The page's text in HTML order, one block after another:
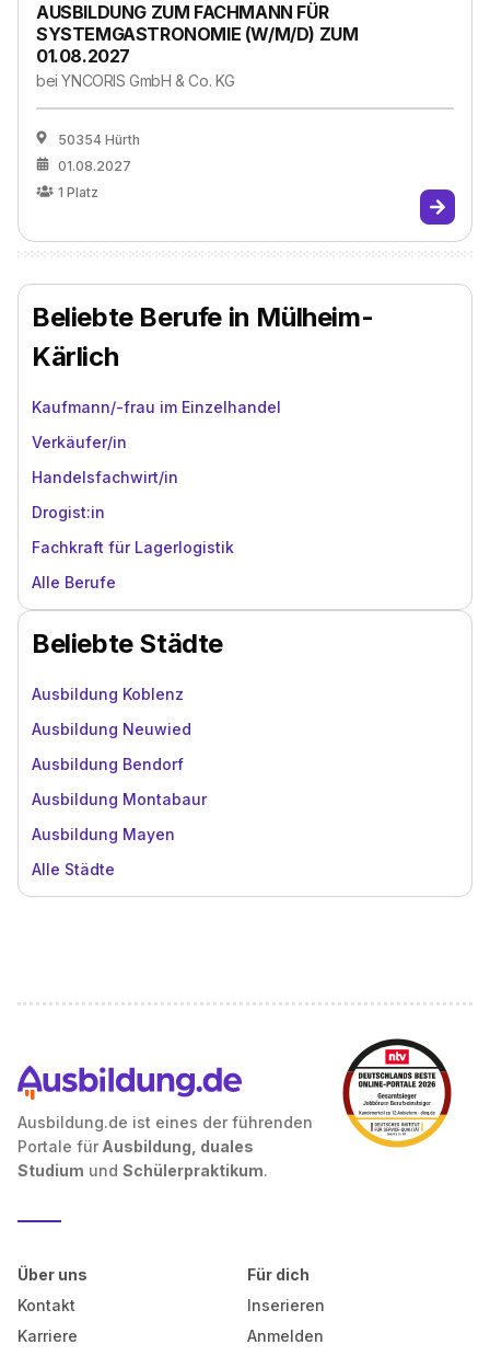
AUSBILDUNG ZUM FACHMANN FÜR
SYSTEMGASTRONOMIE (W/M/D) ZUM
01.08.2027
beiYNCORIS GmbH & Co. KG
50354 Hürth
01.08.2027
1 Platz
Beliebte Berufe in Mülheim-
Kärlich
Kaufmann/-frau im Einzelhandel
Verkäufer/in
Handelsfachwirt/in
Drogist:in
Fachkraft für Lagerlogistik
Alle Berufe
Beliebte Städte
Ausbildung Koblenz
Ausbildung Neuwied
Ausbildung Bendorf
Ausbildung Montabaur
Ausbildung Mayen
Alle Städte
Ausbildung.de ist eines der führenden
Portale für Ausbildung, duales
Studium und Schülerpraktikum.
Über uns
Kontakt
Karriere
Für dich
Inserieren
Anmelden